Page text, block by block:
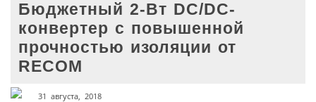
Бюджетный 2-Вт DC/DC-
конвертер с повышенной
прочностью изоляции от
RECOM
31 августа, 2018